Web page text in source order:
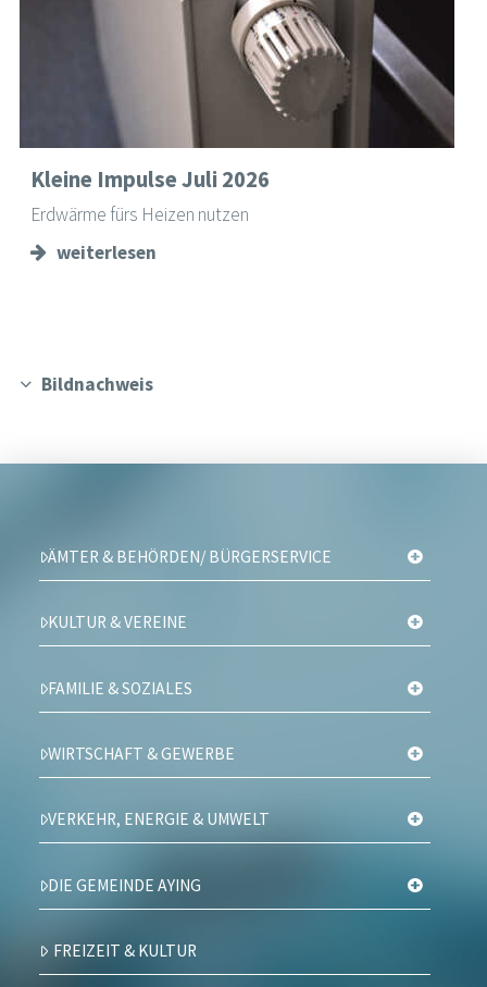
Kleine Impulse Juli 2026
Erdwärme fürs Heizen nutzen
weiterlesen
Bildnachweis
ÄMTER & BEHÖRDEN/ BÜRGERSERVICE
KULTUR & VEREINE
FAMILIE & SOZIALES
WIRTSCHAFT & GEWERBE
VERKEHR, ENERGIE & UMWELT
DIE GEMEINDE AYING
FREIZEIT & KULTUR